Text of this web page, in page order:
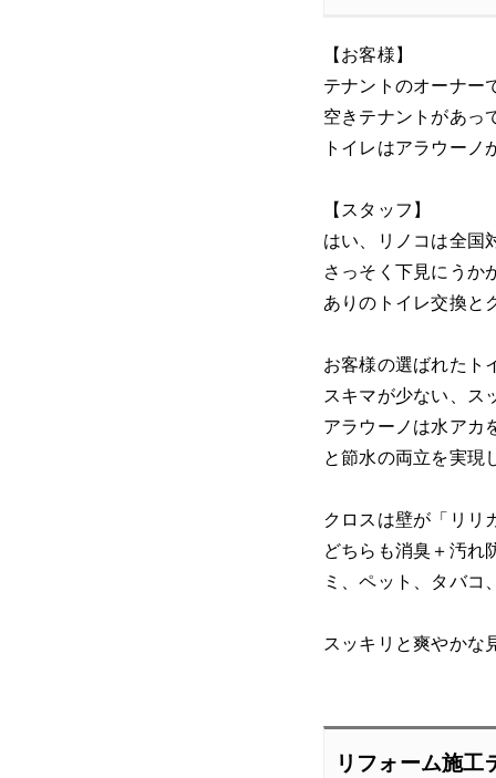
【お客様】
テナントのオーナー
空きテナントがあっ
トイレはアラウー
【スタッフ】
はい、リノコは全国
さっそく下見にうか
ありのトイレ交換と
お客様の選ばれたト
スキマが少ない、ス
アラウーノは水アカ
と節水の両立を実現
クロスは壁が「リリ
どちらも消臭＋汚れ
ミ、ペット、タバ
スッキリと爽やかな
リフォーム施工